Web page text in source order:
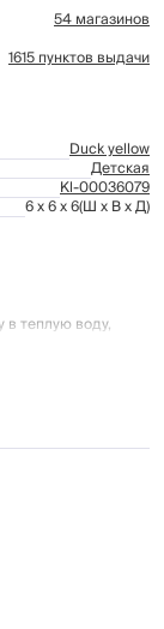
54 магазинов
1615 пунктов выдачи
Duck yellow
Детская
Kl-00036079
6 x 6 x 6(Ш x В x Д)
теплую воду,